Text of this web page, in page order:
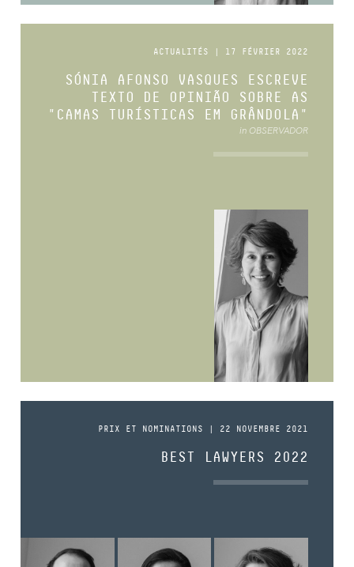
ACTUALITÉS | 17 FÉVRIER 2022
SÓNIA AFONSO VASQUES ESCREVE
TEXTO DE OPINIÃO SOBRE AS
"CAMAS TURÍSTICAS EM GRÂNDOLA"
in OBSERVADOR
PRIX ET NOMINATIONS | 22 NOVEMBRE 2021
BEST LAWYERS 2022